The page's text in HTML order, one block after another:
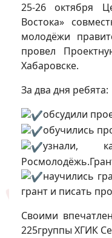
25-26 октября
Востока»
молодёжи
провел
Хабаровске.
За два дня ребята:
обсудили
обучились
узнали,
научились
грант и писать
Своими
225группы ХГИК